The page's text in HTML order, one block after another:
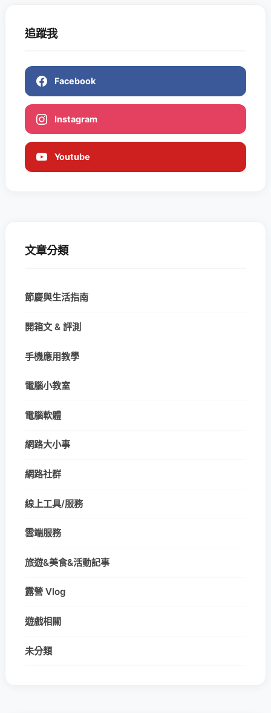
追蹤我
Facebook
Instagram
Youtube
文章分類
節慶與生活指南
開箱文 & 評測
手機應用教學
電腦小教室
電腦軟體
網路大小事
網路社群
線上工具/服務
雲端服務
旅遊&美食&活動記事
露營 Vlog
遊戲相關
未分類